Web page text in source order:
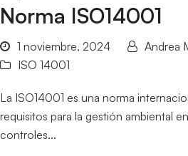
Norma ISO14001
1 noviembre, 2024
Andrea
ISO 14001
La ISO14001 es una norma
requisitos para la gestión ambiental
controles...